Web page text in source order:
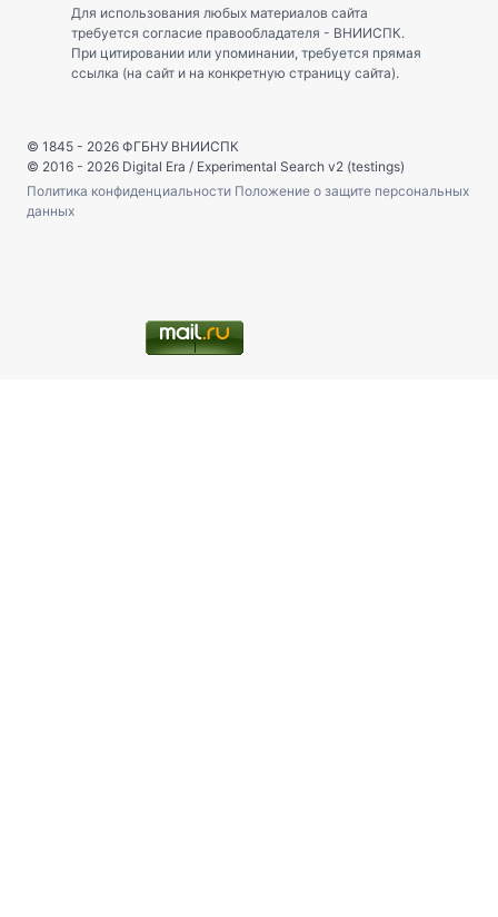
Для использования любых материалов сайта
требуется согласие правообладателя - ВНИИСПК.
При цитировании или упоминании, требуется прямая
ссылка (на сайт и на конкретную страницу сайта).
© 1845 - 2026 ФГБНУ ВНИИСПК
© 2016 - 2026 Digital Era / Experimental Search v2 (testings)
Политика конфиденциальности Положение о защите персональных
данных